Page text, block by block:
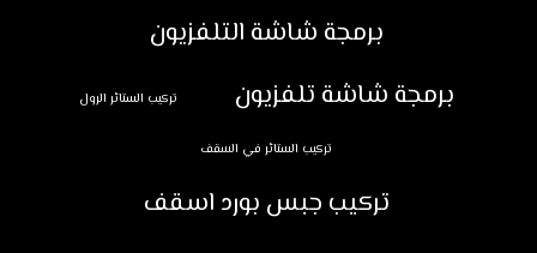
برمجة شاشة التلفزيون
برمجة شاشة تلفزيون
تركيب الستائر الرول
تركيب الستائر في السقف
تركيب جبس بورد اسقف